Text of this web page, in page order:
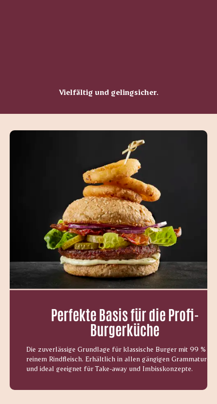
Vielfältig und gelingsicher.
Perfekte Basis für die Profi-
Burgerküche
Die zuverlässige Grundlage für klassische Burger mit 99 %
reinem Rindfleisch. Erhältlich in allen gängigen Grammaturen
und ideal geeignet für Take-away und Imbisskonzepte.